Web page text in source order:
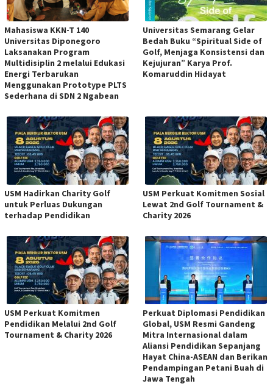
Mahasiswa KKN-T 140
Universitas Diponegoro
Laksanakan Program
Multidisiplin 2 melalui Edukasi
Energi Terbarukan
Menggunakan Prototype PLTS
Sederhana di SDN 2 Ngabean
Universitas Semarang Gelar
Bedah Buku “Spiritual Side of
Golf, Menjaga Konsistensi dan
Kejujuran” Karya Prof.
Komaruddin Hidayat
USM Hadirkan Charity Golf
untuk Perluas Dukungan
terhadap Pendidikan
USM Perkuat Komitmen Sosial
Lewat 2nd Golf Tournament &
Charity 2026
USM Perkuat Komitmen
Pendidikan Melalui 2nd Golf
Tournament & Charity 2026
Perkuat Diplomasi Pendidikan
Global, USM Resmi Gandeng
Mitra Internasional dalam
Aliansi Pendidikan Sepanjang
Hayat China-ASEAN dan Berikan
Pendampingan Petani Buah di
Jawa Tengah